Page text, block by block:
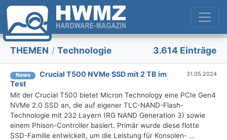
THEMEN / Technologie 3.614 Einträge
News
Crucial T500 NVMe SSD mit 2 TB im
Test
31.05.2024
Mit der Crucial T500 bietet Micron Technology eine PCIe Gen4
NVMe 2.0 SSD an, die auf eigener TLC-NAND-Flash-
Technologie mit 232 Layern (RG NAND Generation 3) sowie
einem Phison-Controller basiert. Primär wurde diese flotte
SSD-Familie entwickelt, um die Leistung für Konsolen- ...